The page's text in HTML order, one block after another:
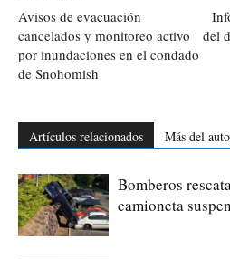
Avisos de evacuación
cancelados y monitoreo activo
por inundaciones en el condado
de Snohomish
del
Artículos relacionados Más del
Bomberos
camioneta